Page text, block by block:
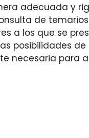
adecuada y
de temarios
a los que se
posibilidades
necesaria para